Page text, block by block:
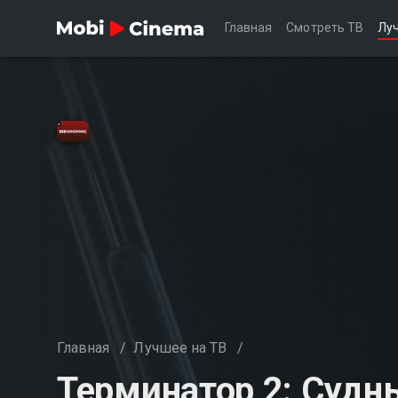
Главная Смотреть ТВ
Главная / Лучшее на ТВ /